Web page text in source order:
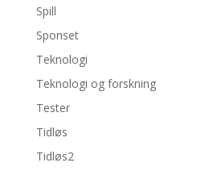
Spill
Sponset
Teknologi
Teknologi og forskning
Tester
Tidløs
Tidløs2